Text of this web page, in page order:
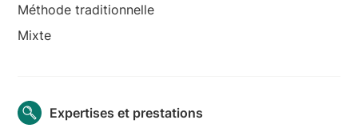
Méthode traditionnelle
Mixte
Expertises et prestations